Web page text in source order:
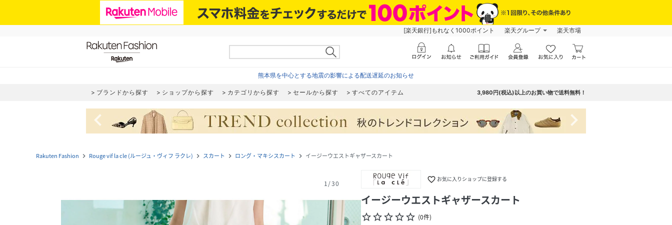
[楽天銀行]もれなく1000ポイント 楽天グループ 楽天市場
熊本県を中心とする地震の影響による配送遅延のお知らせ
ブランドから探す ショップから探す カテゴリから探す セールから探す すべてのアイテム 3,980円(税込)以上のお買い物で送料無料！
navigate_before navigate_next
Rakuten Fashion navigate_next Rouge vif la cle (ルージュ・ヴィフ ラクレ) navigate_next スカート navigate_next ロング・マキシスカート navigate_next イージーウエストギャザースカート
1/30 favorite_border お気に入りショップに登録する
イージーウエストギャザースカート
star_borderstar_borderstar_borderstar_borderstar_border (0件)